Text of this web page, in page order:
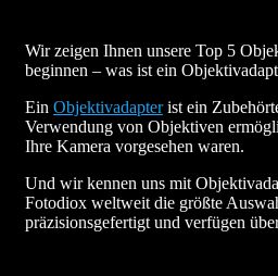
Wir zeigen Ihnen unsere Top 5
beginnen – was ist ein
Ein Objektivadapterist ein
Verwendung von Objektiven
Ihre Kamera vorgesehen waren.
Und wir kennen uns mit
Fotodiox weltweit die größte
präzisionsgefertigt und verfügen